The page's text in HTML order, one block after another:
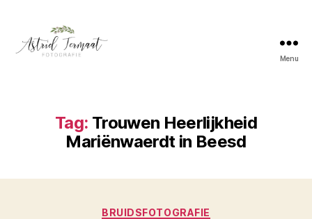
Menu
Tag: Trouwen Heerlijkheid
Mariënwaerdt in Beesd
Categorieën
BRUIDSFOTOGRAFIE